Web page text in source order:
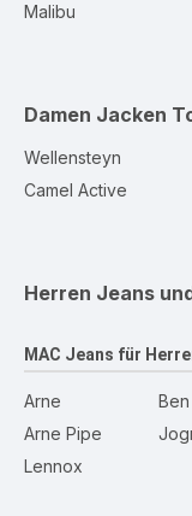
Malibu
Damen Jacken
Wellensteyn
Camel Active
Herren Jeans
MAC Jeans für
Arne
Arne Pipe
Lennox
Ben